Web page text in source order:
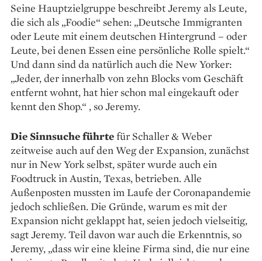
Seine Hauptzielgruppe beschreibt Jeremy als Leute,
die sich als „Foodie“ sehen: „Deutsche Immigranten
oder Leute mit einem deutschen Hintergrund – oder
Leute, bei denen Essen eine persönliche Rolle spielt.“
Und dann sind da natürlich auch die New Yorker:
„Jeder, der innerhalb von zehn Blocks vom Geschäft
entfernt wohnt, hat hier schon mal eingekauft oder
kennt den Shop.“ , so Jeremy.
Die Sinnsuche führtefür Schaller & Weber
zeitweise auch auf den Weg der Expansion, zunächst
nur in New York selbst, später wurde auch ein
Foodtruck in Austin, Texas, betrieben. Alle
Außenposten mussten im Laufe der Coronapandemie
jedoch schließen. Die Gründe, warum es mit der
Expansion nicht geklappt hat, seien jedoch vielseitig,
sagt Jeremy. Teil davon war auch die Erkenntnis, so
Jeremy, „dass wir eine kleine Firma sind, die nur eine